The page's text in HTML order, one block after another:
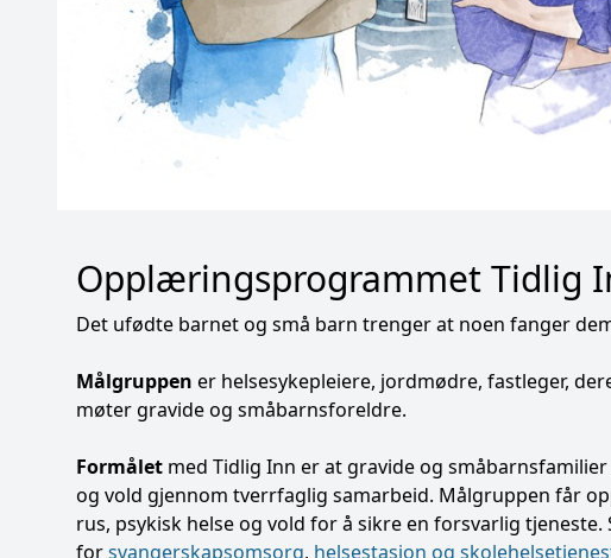
Opplæringsprogrammet Tidlig
Det ufødte barnet og små barn trenger at noen fanger
Målgruppen er helsesykepleiere, jordmødre, fastleger,
møter gravide og småbarnsforeldre.
Formålet med Tidlig Inn er at gravide og
og vold gjennom tverrfaglig samarbeid. Målgruppen får
rus, psykisk helse og vold for å sikre en forsvarlig
forsvangerskapsomsorg, helsestasjon og